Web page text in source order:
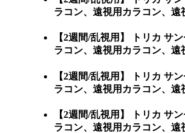
ラコン、遠視用カラコン、
【2週間/乱視用】 トリカ サ
ラコン、遠視用カラコン、
【2週間/乱視用】 トリカ サ
ラコン、遠視用カラコン、
【2週間/乱視用】 トリカ サ
ラコン、遠視用カラコン、